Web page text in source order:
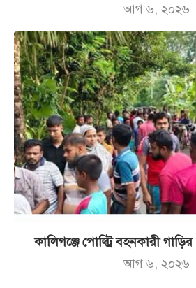
আগ ৬, ২০২৬
কালিগঞ্জে পোল্ট্রি বহনকারী
আগ ৬, ২০২৬